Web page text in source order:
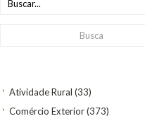
Atividade Rural (33)
Comércio Exterior(373)